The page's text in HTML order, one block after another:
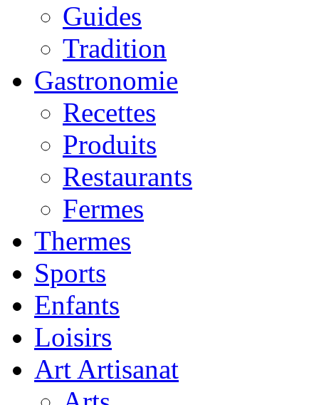
Guides
Tradition
Gastronomie
Recettes
Produits
Restaurants
Fermes
Thermes
Sports
Enfants
Loisirs
Art Artisanat